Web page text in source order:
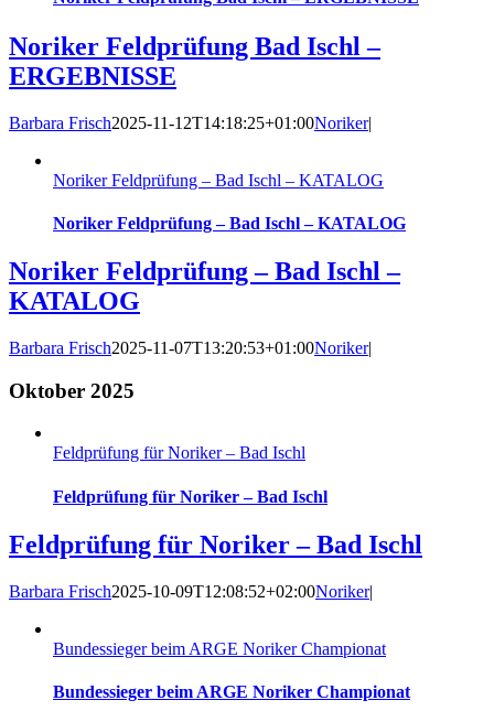
Noriker Feldprüfung Bad Ischl –
ERGEBNISSE
Barbara Frisch2025-11-12T14:18:25+01:00Noriker|
Noriker Feldprüfung – Bad Ischl – KATALOG
Noriker Feldprüfung – Bad Ischl – KATALOG
Noriker Feldprüfung – Bad Ischl –
KATALOG
Barbara Frisch2025-11-07T13:20:53+01:00Noriker|
Oktober 2025
Feldprüfung für Noriker – Bad Ischl
Feldprüfung für Noriker – Bad Ischl
Feldprüfung für Noriker – Bad Ischl
Barbara Frisch2025-10-09T12:08:52+02:00Noriker|
Bundessieger beim ARGE Noriker Championat
Bundessieger beim ARGE Noriker Championat